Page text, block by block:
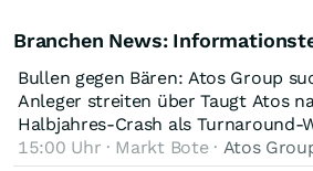
Branchen News:
Bullen gegen Bären: Atos Group
Anleger streiten über Taugt Atos
Halbjahres-Crash als Turnaround-
15:00 Uhr · Markt Bote · Atos